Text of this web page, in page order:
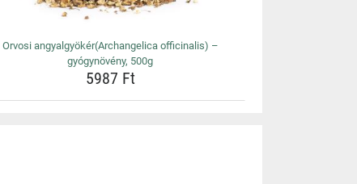
Orvosi angyalgyökér(Archangelica officinalis) –
gyógynövény, 500g
5987 Ft